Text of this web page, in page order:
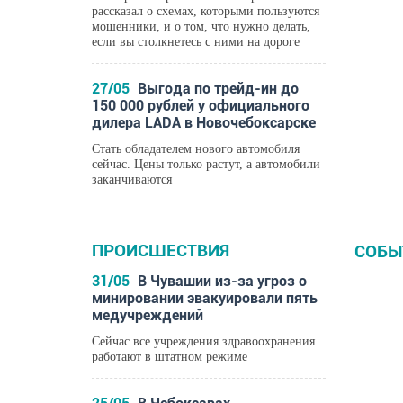
рассказал о схемах, которыми пользуются
мошенники, и о том, что нужно делать,
если вы столкнетесь с ними на дороге
27/05
Выгода по трейд-ин до
150 000 рублей у официального
дилера LADA в Новочебоксарске
Стать обладателем нового автомобиля
сейчас. Цены только растут, а автомобили
заканчиваются
ПРОИСШЕСТВИЯ
31/05
В Чувашии из-за угроз о
минировании эвакуировали пять
медучреждений
Сейчас все учреждения здравоохранения
работают в штатном режиме